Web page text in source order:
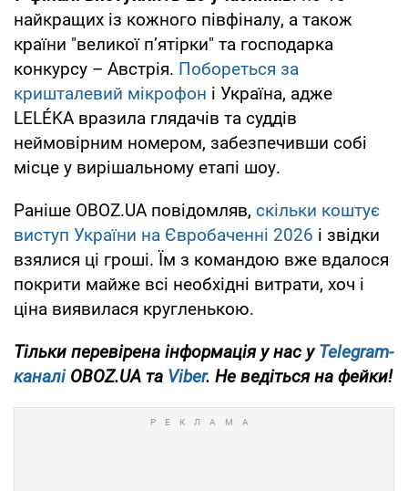
найкращих із кожного півфіналу, а також
країни "великої п’ятірки" та господарка
конкурсу – Австрія. Побореться за
кришталевий мікрофон і Україна, адже
LELÉKA вразила глядачів та суддів
неймовірним номером, забезпечивши собі
місце у вирішальному етапі шоу.
Раніше OBOZ.UA повідомляв, скільки коштує
виступ України на Євробаченні 2026 і звідки
взялися ці гроші. Їм з командою вже вдалося
покрити майже всі необхідні витрати, хоч і
ціна виявилася кругленькою.
Тільки перевірена інформація у нас уTelegram-
каналіOBOZ.UA та Viber. Не ведіться на фейки!